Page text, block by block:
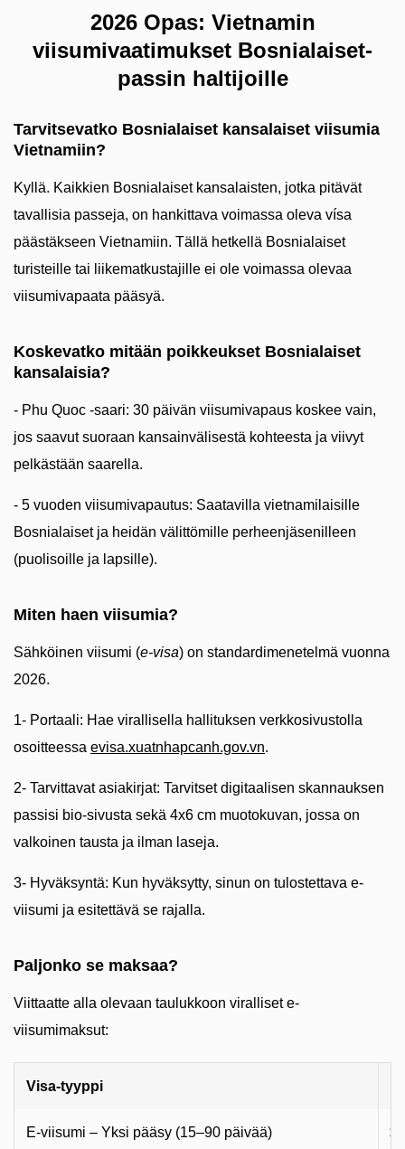
2026 Opas: Vietnamin
viisumivaatimukset Bosnialaiset-
passin haltijoille
Tarvitsevatko Bosnialaiset kansalaiset viisumia
Vietnamiin?
Kyllä. Kaikkien Bosnialaiset kansalaisten, jotka pitävät
tavallisia passeja, on hankittava voimassa oleva vísa
päästäkseen Vietnamiin. Tällä hetkellä Bosnialaiset
turisteille tai liikematkustajille ei ole voimassa olevaa
viisumivapaata pääsyä.
Koskevatko mitään poikkeukset Bosnialaiset
kansalaisia?
- Phu Quoc -saari: 30 päivän viisumivapaus koskee vain,
jos saavut suoraan kansainvälisestä kohteesta ja viivyt
pelkästään saarella.
- 5 vuoden viisumivapautus: Saatavilla vietnamilaisille
Bosnialaiset ja heidän välittömille perheenjäsenilleen
(puolisoille ja lapsille).
Miten haen viisumia?
Sähköinen viisumi (e-visa) on standardimenetelmä vuonna
2026.
1- Portaali: Hae virallisella hallituksen verkkosivustolla
osoitteessa evisa.xuatnhapcanh.gov.vn.
2- Tarvittavat asiakirjat: Tarvitset digitaalisen skannauksen
passisi bio-sivusta sekä 4x6 cm muotokuvan, jossa on
valkoinen tausta ja ilman laseja.
3- Hyväksyntä: Kun hyväksytty, sinun on tulostettava e-
viisumi ja esitettävä se rajalla.
Paljonko se maksaa?
Viittaatte alla olevaan taulukkoon viralliset e-
viisumimaksut:
Visa-tyyppi
E-viisumi – Yksi pääsy (15–90 päivää)